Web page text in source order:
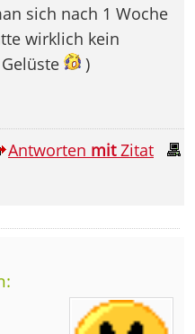
sich nach 1 Woche
wirklich kein
)
Antworten mitZitat